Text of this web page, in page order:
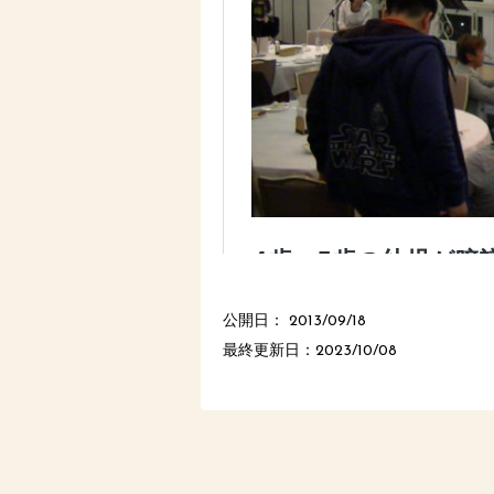
公開日： 2013/09/18
最終更新日：2023/10/08